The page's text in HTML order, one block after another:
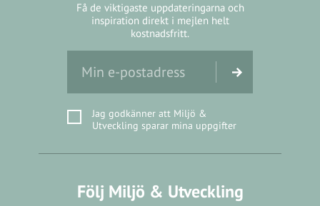
Få de viktigaste uppdateringarna och
inspiration direkt i mejlen helt
kostnadsfritt.
Jag godkänner att Miljö &
Utveckling sparar mina uppgifter
Följ Miljö & Utveckling